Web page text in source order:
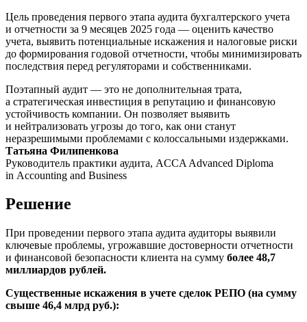
Цель проведения первого этапа аудита бухгалтерского учета
и отчетности за 9 месяцев 2025 года — оценить качество
учета, выявить потенциальные искажения и налоговые риски
до формирования годовой отчетности, чтобы минимизировать
последствия перед регуляторами и собственниками.
Поэтапный аудит — это не дополнительная трата,
а стратегическая инвестиция в репутацию и финансовую
устойчивость компании. Он позволяет выявить
и нейтрализовать угрозы до того, как они станут
неразрешимыми проблемами с колоссальными издержками.
Татьяна Филипенкова
Руководитель практики аудита, ACCA Advanced Diploma
in Accounting and Business
Решение
При проведении первого этапа аудита аудиторы выявили
ключевые проблемы, угрожавшие достоверности отчетности
и финансовой безопасности клиента на сумму более 48,7
миллиардов рублей.
Существенные искажения в учете сделок РЕПО (на сумму
свыше 46,4 млрд руб.):